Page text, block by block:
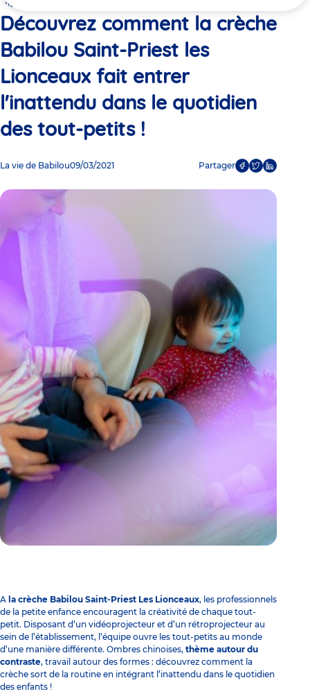
ici
fait entrer l'inattendu dans le quotidien des tout-petits !
Découvrez comment la crèche
Babilou Saint-Priest les
Lionceaux fait entrer
l'inattendu dans le quotidien
des tout-petits !
La vie de Babilou09/03/2021 Partager
A la crèche Babilou Saint-Priest Les Lionceaux, les professionnels
de la petite enfance encouragent la créativité de chaque tout-
petit. Disposant d’un vidéoprojecteur et d’un rétroprojecteur au
sein de l’établissement, l’équipe ouvre les tout-petits au monde
d’une manière différente. Ombres chinoises, thème autour du
contraste, travail autour des formes : découvrez comment la
crèche sort de la routine en intégrant l’inattendu dans le quotidien
des enfants !